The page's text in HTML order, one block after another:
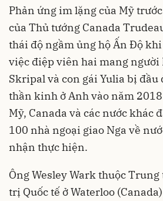
Phản ứng im lặng của Mỹ
của Thủ tướng Canada
thái độ ngầm ủng hộ Ấn Độ
việc điệp viên hai mang người
Skripal và con gái Yulia bị đầu
thần kinh ở Anh vào năm
Mỹ, Canada và các nước khác
100 nhà ngoại giao Nga về
nhận thực hiện.
Ông Wesley Wark thuộc
trị Quốc tế ở Waterloo